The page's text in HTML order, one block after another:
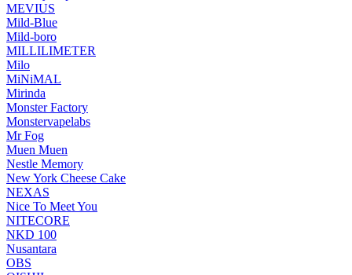
MEVIUS
Mild-Blue
Mild-boro
MILLILIMETER
Milo
MiNiMAL
Mirinda
Monster Factory
Monstervapelabs
Mr Fog
Muen Muen
Nestle Memory
New York Cheese Cake
NEXAS
Nice To Meet You
NITECORE
NKD 100
Nusantara
OBS